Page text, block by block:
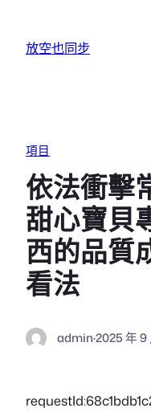
放空也同步
項目
依法衝擊
甜心寶貝
西的品質
看法
admin·2025 年 9